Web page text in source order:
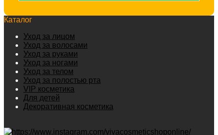
Каталог
Уход за лицом
Уход за волосами
Уход за руками
Уход за ногами
Уход за телом
Уход за полостью рта
VIP косметика
Для детей
Декоративная косметика